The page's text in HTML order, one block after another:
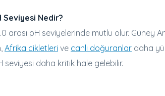
Seviyesi Nedir?
arası pH seviyelerinde mutlu olur. Güney
Afrika cikletleri ve canlı doğuranlar daha
seviyesi daha kritik hale gelebilir.